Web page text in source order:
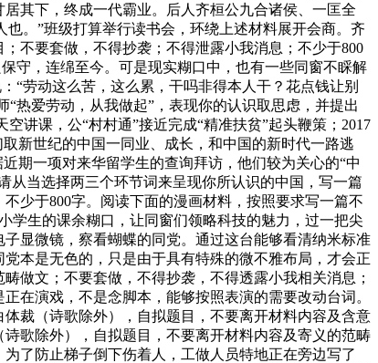
其下，终成一代霸业。后人齐桓公九合诸侯、一匡全
。”班级打算举行读书会，环绕上述材料展开会商。齐
不要套做，不得抄袭；不得泄露小我消息；不少于800
守，连绵至今。可是现实糊口中，也有一些同窗不睬解
“劳动这么苦，这么累，干吗非得本人干？花点钱让别
热爱劳动，从我做起”，表现你的认识取思虑，并提出
讲课，公“村村通”接近完成“精准扶贫”起头鞭策；2017
新世纪的中国一同业、成长，和中国的新时代一路逃
期一项对来华留学生的查询拜访，他们较为关心的“中
从当选择两三个环节词来呈现你所认识的中国，写一篇
少于800字。阅读下面的漫画材料，按照要求写一篇不
学生的课余糊口，让同窗们领略科技的魅力，过一把尖
显微镜，察看蝴蝶的同党。通过这台能够看清纳米标准
本是无色的，只是由于具有特殊的微不雅布局，才会正
做文；不要套做，不得抄袭，不得透露小我相关消息；
在演戏，不是念脚本，能够按照表演的需要改动台词。
裁（诗歌除外），自拟题目，不要离开材料内容及含意
歌除外），自拟题目，不要离开材料内容及寄义的范畴
了防止梯子倒下伤着人，工做人员特地正在旁边写了